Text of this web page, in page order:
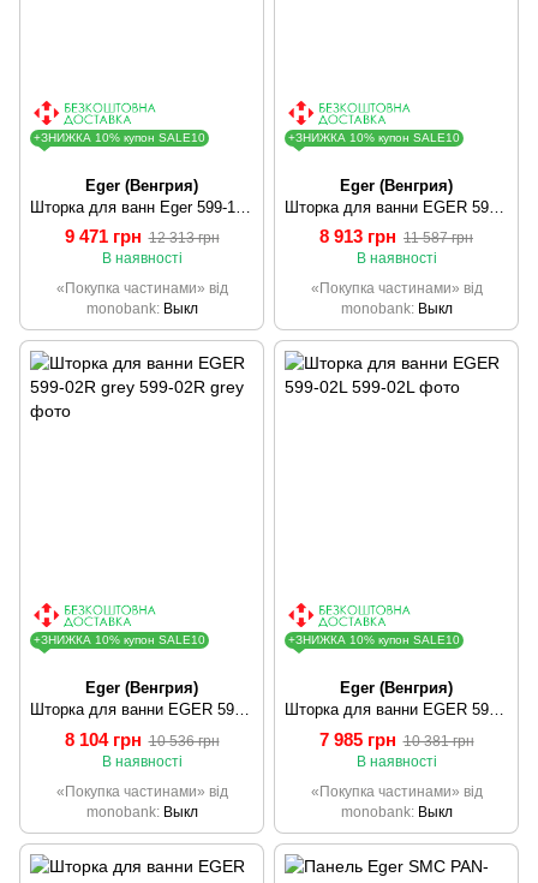
+ЗНИЖКА 10% купон SALE10
Eger (Венгрия)
9 471 грн 12 313 грн
В наявності
«Покупка частинами» від
monobank
Выкл
+ЗНИЖКА 10% купон SALE10
Eger (Венгрия)
8 913 грн 11 587 грн
В наявності
«Покупка частинами» від
monobank
Выкл
+ЗНИЖКА 10% купон SALE10
Eger (Венгрия)
Шторка для ванни EGER 599-02R grey
8 104 грн 10 536 грн
В наявності
«Покупка частинами» від
monobank
Выкл
+ЗНИЖКА 10% купон SALE10
Eger (Венгрия)
Шторка для ванни EGER 599-02L
7 985 грн 10 381 грн
В наявності
«Покупка частинами» від
monobank
Выкл